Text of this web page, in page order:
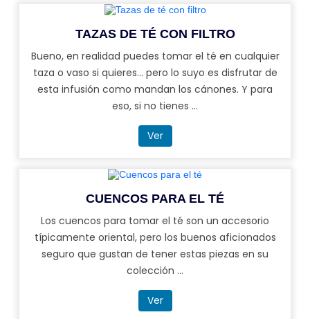
TAZAS DE TÉ CON FILTRO
Bueno, en realidad puedes tomar el té en cualquier
taza o vaso si quieres... pero lo suyo es disfrutar de
esta infusión como mandan los cánones. Y para
eso, si no tienes ...
Ver
CUENCOS PARA EL TÉ
Los cuencos para tomar el té son un accesorio
típicamente oriental, pero los buenos aficionados
seguro que gustan de tener estas piezas en su
colección ...
Ver